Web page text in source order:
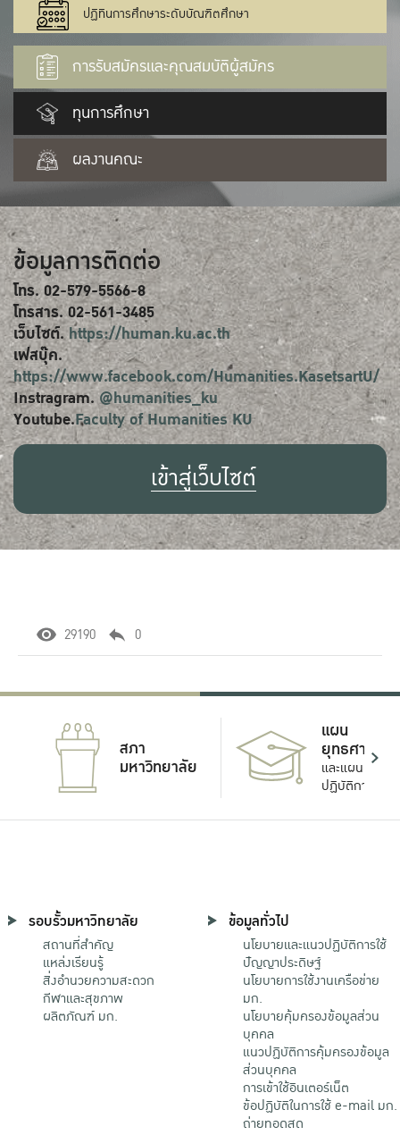
ปฏิทินการศึกษาระดับบัณฑิตศึกษา
การรับสมัครและคุณสมบัติผู้สมัคร
ทุนการศึกษา
ผลงานคณะ
ข้อมูลการติดต่อ
โทร. 02-579-5566-8
โทรสาร. 02-561-3485
เว็บไซต์.https://human.ku.ac.th
เฟสบุ๊ค.
https://www.facebook.com/Humanities.KasetsartU/
Instragram.@humanities_ku
Youtube.Faculty of Humanities KU
เข้าสู่เว็บไซต์
29190 0
สภา
มหาวิทยาลัย
แผน
ยุทธศาสตร์
และแผน
ปฏิบัติการ
รอบรั้วมหาวิทยาลัย
สถานที่สำคัญ
แหล่งเรียนรู้
สิ่งอำนวยความสะดวก
กีฬาและสุขภาพ
ผลิตภัณฑ์ มก.
ข้อมูลทั่วไป
นโยบายและแนวปฏิบัติการใช้
ปัญญาประดิษฐ์
นโยบายการใช้งานเครือข่าย
มก.
นโยบายคุ้มครองข้อมูลส่วน
บุคคล
แนวปฏิบัติการคุ้มครองข้อมูล
ส่วนบุคคล
การเข้าใช้อินเตอร์เน็ต
ข้อปฏิบัติในการใช้ e-mail มก.
ถ่ายทอดสด